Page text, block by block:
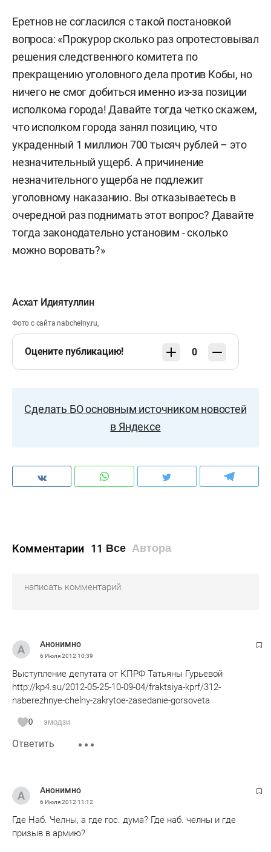
Еретнов не согласился с такой постановкой
вопроса: «Прокурор сколько раз опротестовывал
решения следственного комитета по
прекращению уголовного дела против Кобы, но
ничего не смог добиться именно из-за позиции
исполкома города! Давайте тогда четко скажем,
что исполком города занял позицию, что
украденный 1 миллион 700 тысяч рублей – это
незначительный ущерб. А причинение
незначительного ущерба не подлежит
уголовному наказанию. Вы отказываетесь в
очередной раз поднимать этот вопрос? Давайте
тогда законодательно установим - сколько
можно воровать?»
Асхат Идиятуллин
Фото с сайта nabchelny.ru,
Оцените публикацию! 0
Сделать БО основным источником новостей
в Яндексе
Комментарии 11 Все Автора
Анонимно
6 Июля 2012 10:39
Выступление депутата от КПРФ Татьяны Гурьевой
http://kp4.su/2012-05-25-10-09-04/fraktsiya-kprf/312-
naberezhnye-chelny-zakrytoe-zasedanie-gorsoveta
0 эмодзи
Ответить
Анонимно
6 Июля 2012 11:12
Где Наб. Челны, а где гос. дума? Где наб. челны и где
призыв в армию?